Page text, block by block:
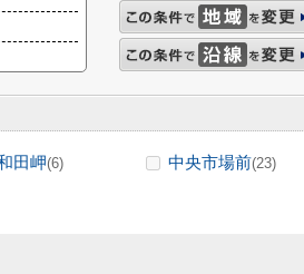
田岬(6) 中央市場前(23)